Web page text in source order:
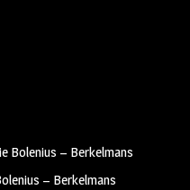
Bolenius – Berkelmans
– Berkelmans